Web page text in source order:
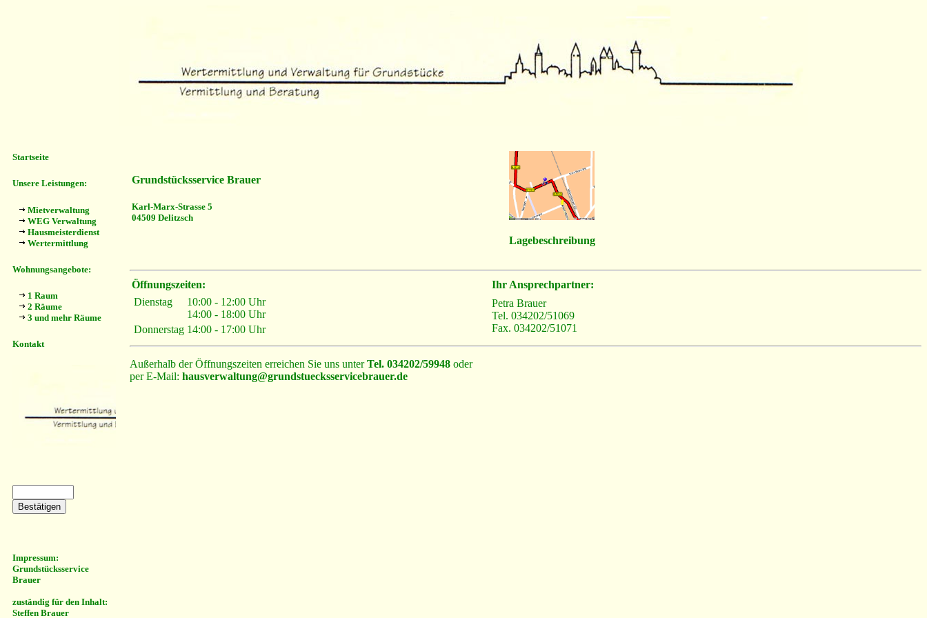
Startseite
Unsere Leistungen:
Mietverwaltung
WEG Verwaltung
Hausmeisterdienst
Wertermittlung
Wohnungsangebote:
1 Raum
2 Räume
3 und mehr Räume
Kontakt
Impressum:
Grundstücksservice
Brauer
zuständig für den Inhalt:
Steffen Brauer
Grundstücksservice Brauer
Karl-Marx-Strasse 5
04509 Delitzsch
Lagebeschreibung
Öffnungszeiten:
Ihr Ansprechpartner:
Dienstag
10:00 - 12:00 Uhr
14:00 - 18:00 Uhr
Donnerstag 14:00 - 17:00 Uhr
Petra Brauer
Tel. 034202/51069
Fax. 034202/51071
Außerhalb der Öffnungszeiten erreichen Sie uns unterTel. 034202/59948 oder
per E-Mail: hausverwaltung@grundstuecksservicebrauer.de